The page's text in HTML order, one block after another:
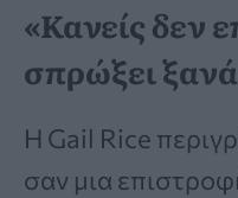
«Κανείς δεν
σπρώξει
Η Gail Rice
σαν μια